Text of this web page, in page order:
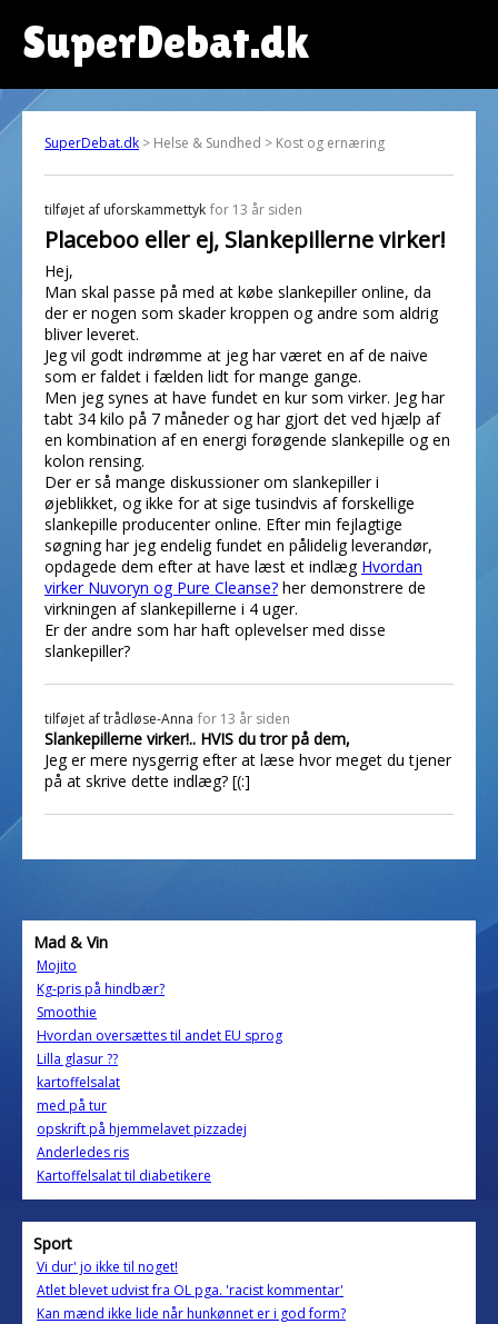
SuperDebat.dk
SuperDebat.dk > Helse & Sundhed > Kost og ernæring
tilføjet af uforskammettyk for 13 år siden
Placeboo eller ej, Slankepillerne virker!
Hej,
Man skal passe på med at købe slankepiller online, da
der er nogen som skader kroppen og andre som aldrig
bliver leveret.
Jeg vil godt indrømme at jeg har været en af de naive
som er faldet i fælden lidt for mange gange.
Men jeg synes at have fundet en kur som virker. Jeg har
tabt 34 kilo på 7 måneder og har gjort det ved hjælp af
en kombination af en energi forøgende slankepille og en
kolon rensing.
Der er så mange diskussioner om slankepiller i
øjeblikket, og ikke for at sige tusindvis af forskellige
slankepille producenter online. Efter min fejlagtige
søgning har jeg endelig fundet en pålidelig leverandør,
opdagede dem efter at have læst et indlæg Hvordan
virker Nuvoryn og Pure Cleanse? her demonstrere de
virkningen af slankepillerne i 4 uger.
Er der andre som har haft oplevelser med disse
slankepiller?
tilføjet aftrådløse-Anna for 13 år siden
Slankepillerne virker!.. HVIS du tror på dem,
Jeg er mere nysgerrig efter at læse hvor meget du tjener
på at skrive dette indlæg? [(:]
Mad & Vin
Mojito
Kg-pris på hindbær?
Smoothie
Hvordan oversættes til andet EU sprog
Lilla glasur ??
kartoffelsalat
med på tur
opskrift på hjemmelavet pizzadej
Anderledes ris
Kartoffelsalat til diabetikere
Sport
Vi dur' jo ikke til noget!
Atlet blevet udvist fra OL pga. 'racist kommentar'
Kan mænd ikke lide når hunkønnet er i god form?